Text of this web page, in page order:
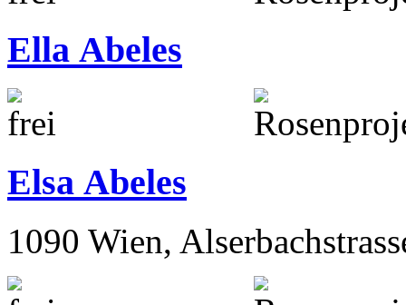
Ella Abeles
Elsa Abeles
1090 Wien,